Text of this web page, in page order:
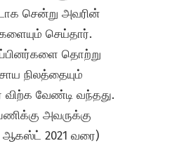
சென்று அவரின்
செய்தார்.
தொற்று
நிலத்தையும்
வேண்டி வந்தது.
அவருக்கு
ஆகஸ்ட் 2021 வரை)